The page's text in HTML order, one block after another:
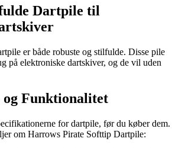
Dartpile til
er både robuste og stilfulde. Disse pile
på elektroniske dartskiver, og de vil uden
Funktionalitet
for dartpile, før du køber dem.
om Harrows Pirate Softtip Dartpile: